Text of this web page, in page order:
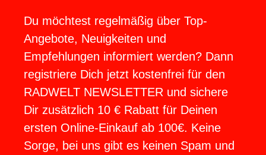
Du möchtest regelmäßig über Top-
Angebote, Neuigkeiten und
Empfehlungen informiert werden? Dann
registriere Dich jetzt kostenfrei für den
RADWELT NEWSLETTER und sichere
Dir zusätzlich 10 € Rabatt für Deinen
ersten Online-Einkauf ab 100€. Keine
Sorge, bei uns gibt es keinen Spam und